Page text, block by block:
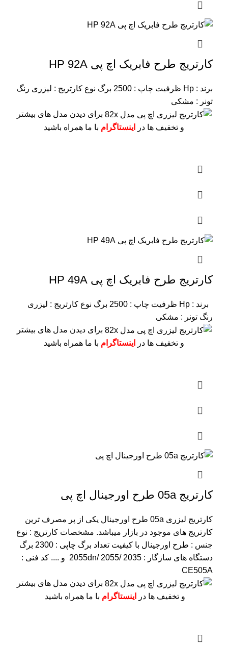
کارتریج طرح فابریک اچ پی HP 92A
برند : Hp ظرفیت چاپ : 2500 برگ نوع کارتریج : لیزری رنگ
تونر : مشکی
برای دیدن مدل های بیشتر
و تخفیف ها در
اینستاگرام با ما همراه باشید
کارتریج طرح فابریک اچ پی HP 49A
برند : Hp ظرفیت چاپ : 2500 برگ
نوع کارتریج : لیزری
رنگ تونر : مشکی
برای دیدن مدل های بیشتر
و تخفیف ها در
اینستاگرام با ما همراه باشید
کارتریج 05a طرح اورجینال اچ پی
کارتریج لیزری 05a طرح اورجینال یکی از پر مصرف ترین
کارتریج های موجود در بازار میباشد. مشخصات کارتریج : نوع
جنس : طرح اورجینال با کیفیت تعداد برگ چاپی : 2300 برگ
دستگاه های سازگار : 2055dn/ 2055/ 2035 و ....
کد فنی :
CE505A
برای دیدن مدل های بیشتر
و تخفیف ها در
اینستاگرام با ما همراه باشید